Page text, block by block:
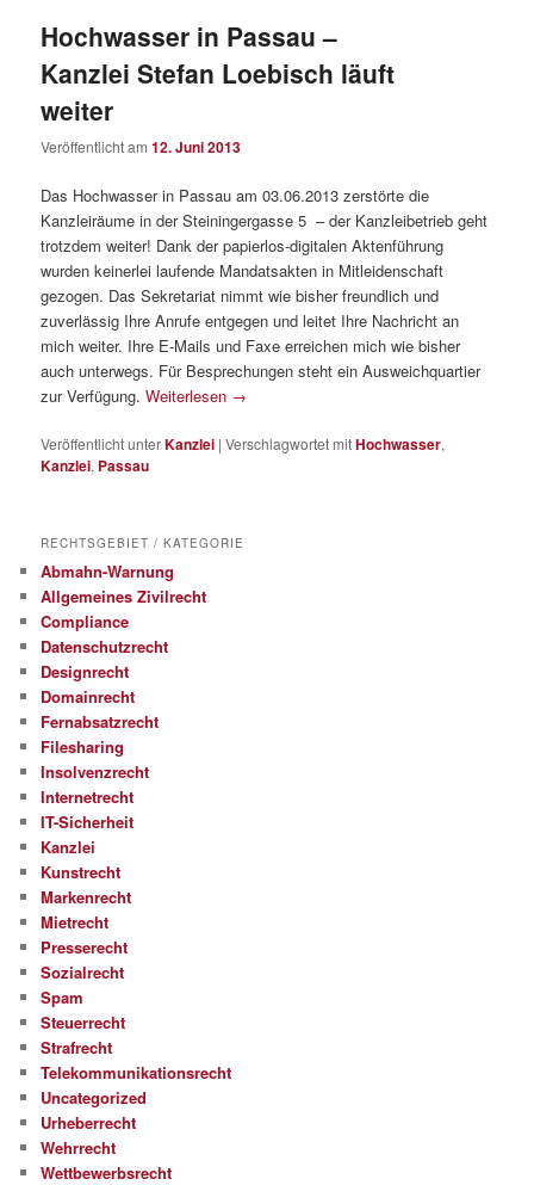
Hochwasser in Passau –
Kanzlei Stefan Loebisch läuft
weiter
Veröffentlicht am12. Juni 2013
Das Hochwasser in Passau am 03.06.2013 zerstörte die
Kanzleiräume in der Steiningergasse 5 – der Kanzleibetrieb geht
trotzdem weiter! Dank der papierlos-digitalen Aktenführung
wurden keinerlei laufende Mandatsakten in Mitleidenschaft
gezogen. Das Sekretariat nimmt wie bisher freundlich und
zuverlässig Ihre Anrufe entgegen und leitet Ihre Nachricht an
mich weiter. Ihre E-Mails und Faxe erreichen mich wie bisher
auch unterwegs. Für Besprechungen steht ein Ausweichquartier
zur Verfügung.Weiterlesen →
Veröffentlicht unterKanzlei |Verschlagwortet mitHochwasser,
Kanzlei, Passau
RECHTSGEBIET / KATEGORIE
Abmahn-Warnung
Allgemeines Zivilrecht
Compliance
Datenschutzrecht
Designrecht
Domainrecht
Fernabsatzrecht
Filesharing
Insolvenzrecht
Internetrecht
IT-Sicherheit
Kanzlei
Kunstrecht
Markenrecht
Mietrecht
Presserecht
Sozialrecht
Spam
Steuerrecht
Strafrecht
Telekommunikationsrecht
Uncategorized
Urheberrecht
Wehrrecht
Wettbewerbsrecht